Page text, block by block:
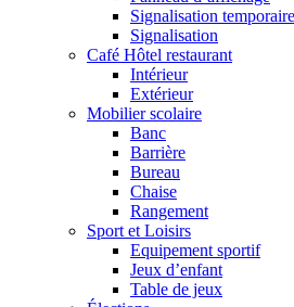
Signalisation
Signalisation
Café Hôtel restaurant
Intérieur
Extérieur
Mobilier scolaire
Banc
Barrière
Bureau
Chaise
Rangement
Sport et Loisirs
Equipement sportif
Jeux d’enfant
Table de jeux